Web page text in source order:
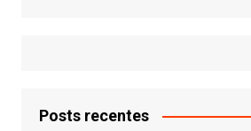
Posts recentes